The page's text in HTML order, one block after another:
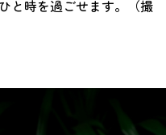
と時を過ごせます。（撮